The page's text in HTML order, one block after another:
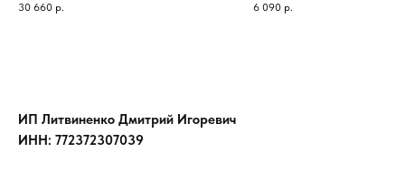
30 660 р. 6 090 р.
ИП Литвиненко Дмитрий Игоревич
ИНН: 772372307039